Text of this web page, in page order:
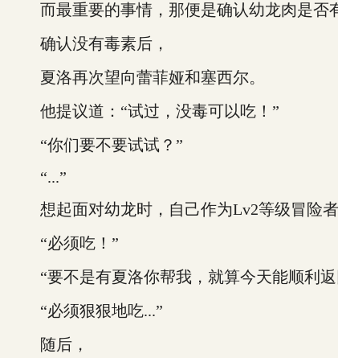
而最重要的事情，那便是确认幼龙肉是否
确认没有毒素后，
夏洛再次望向蕾菲娅和塞西尔。
他提议道：“试过，没毒可以吃！”
“你们要不要试试？”
“...”
想起面对幼龙时，自己作为Lv2等级冒险者
“必须吃！”
“要不是有夏洛你帮我，就算今天能顺利返
“必须狠狠地吃...”
随后，